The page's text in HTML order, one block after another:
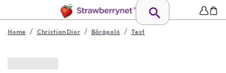
Home / Christian Dior / Bőrápoló / Test